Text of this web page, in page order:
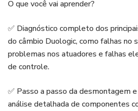
O que você vai aprender?
✅ Diagnóstico completo dos
do câmbio Duologic, como falhas no
problemas nos atuadores e falhas
de controle.
✅ Passo a passo da desmontagem
análise detalhada de componentes